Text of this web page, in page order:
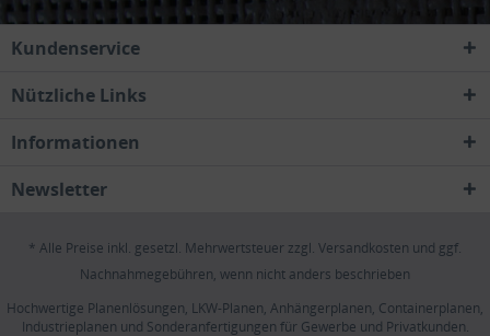
Kundenservice
Nützliche Links
Informationen
Newsletter
* Alle Preise inkl. gesetzl. Mehrwertsteuer zzgl. Versandkosten und ggf.
Nachnahmegebühren, wenn nicht anders beschrieben
Hochwertige Planenlösungen, LKW-Planen, Anhängerplanen, Containerplanen,
Industrieplanen und Sonderanfertigungen für Gewerbe und Privatkunden.